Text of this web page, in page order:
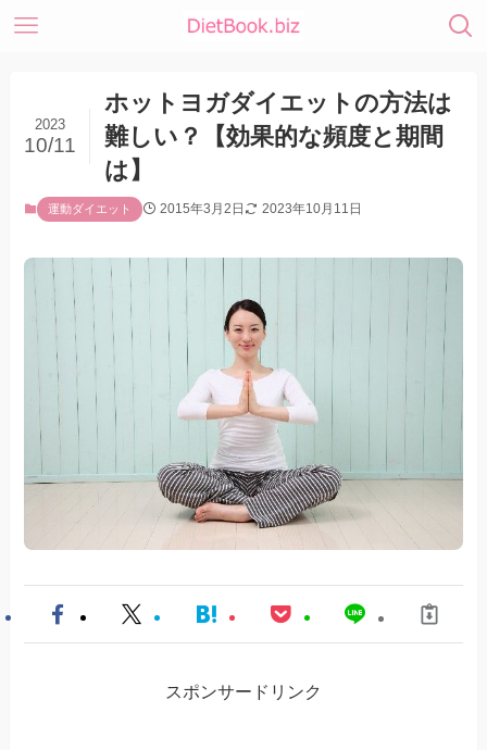
ホットヨガダイエットの方法は
難しい？【効果的な頻度と期間
は】
2023
10/11
運動ダイエット 2015年3月2日 2023年10月11日
スポンサードリンク